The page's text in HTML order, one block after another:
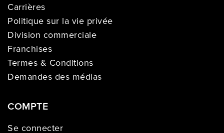
Carrières
Politique sur la vie privée
Division commerciale
Franchises
Termes & Conditions
Demandes des médias
COMPTE
Se connecter